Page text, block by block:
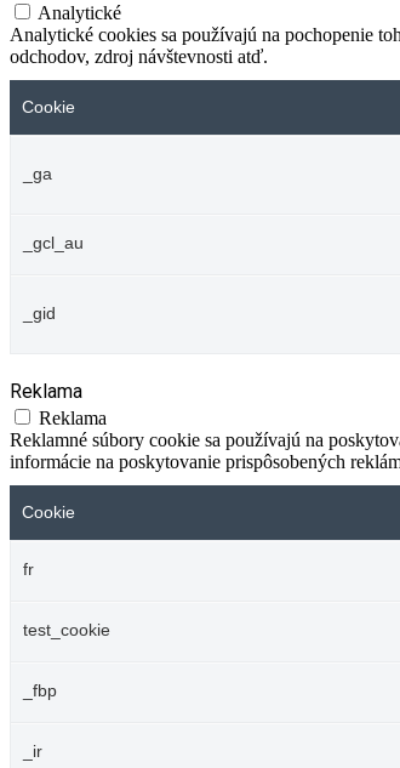
Analytické
Analytické cookies sa používajú na pochopenie
odchodov, zdroj návštevnosti atď.
Cookie
_ga
_gcl_au
_gid
Reklama
Reklama
Reklamné súbory cookie sa používajú na
informácie na poskytovanie prispôsobených
Cookie
fr
test_cookie
_fbp
_ir